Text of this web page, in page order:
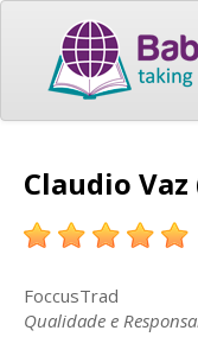
Claudio
FoccusTrad
Qualidade e